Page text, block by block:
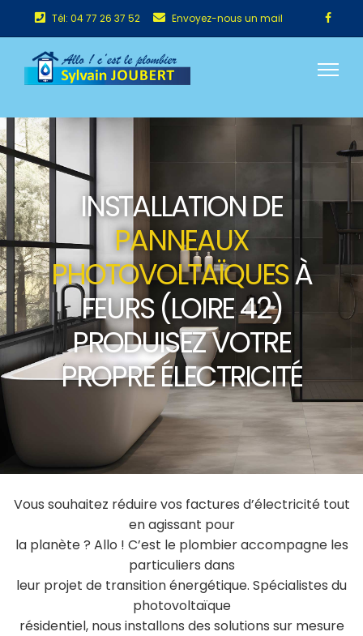
Tél: 04 77 26 37 52 Envoyez-nous un mail
INSTALLATION DE
PANNEAUX
PHOTOVOLTAÏQUESÀ
FEURS (LOIRE 42)
PRODUISEZ VOTRE
PROPRE ÉLECTRICITÉ
Vous souhaitez réduire vos factures d’électricité tout
en agissant pour
la planète ? Allo ! C’est le plombier accompagne les
particuliers dans
leur projet de transition énergétique. Spécialistes du
photovoltaïque
résidentiel, nous installons des solutions sur mesure